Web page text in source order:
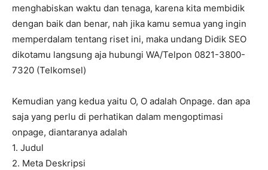
menghabiskan waktu dan tenaga, karena kita membidik
dengan baik dan benar, nah jika kamu semua yang ingin
memperdalam tentang riset ini, maka undang Didik SEO
dikotamu langsung aja hubungi WA/Telpon 0821-3800-
7320 (Telkomsel)
Kemudian yang kedua yaitu O, O adalah Onpage. dan apa
saja yang perlu di perhatikan dalam mengoptimasi
onpage, diantaranya adalah
1. Judul
2. Meta Deskripsi